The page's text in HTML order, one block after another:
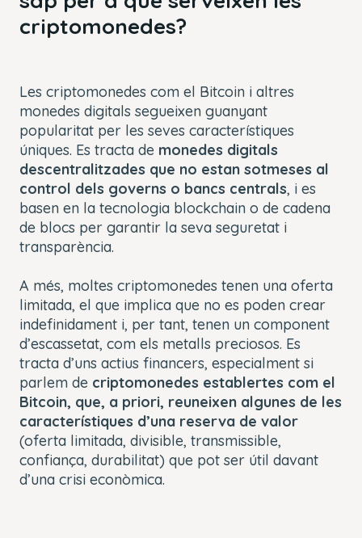
criptomonedes?
Les criptomonedes com el Bitcoin i altres
monedes digitals segueixen guanyant
popularitat per les seves característiques
úniques. Es tracta de monedes digitals
descentralitzades que no estan sotmeses al
control dels governs o bancs centrals, i es
basen en la tecnologia blockchain o de cadena
de blocs per garantir la seva seguretat i
transparència.
A més, moltes criptomonedes tenen una oferta
limitada, el que implica que no es poden crear
indefinidament i, per tant, tenen un component
d’escassetat, com els metalls preciosos. Es
tracta d’uns actius financers, especialment si
parlem de criptomonedes establertes com el
Bitcoin, que, a priori, reuneixen algunes de les
característiques d’una reserva de valor
(oferta limitada, divisible, transmissible,
confiança, durabilitat) que pot ser útil davant
d’una crisi econòmica.